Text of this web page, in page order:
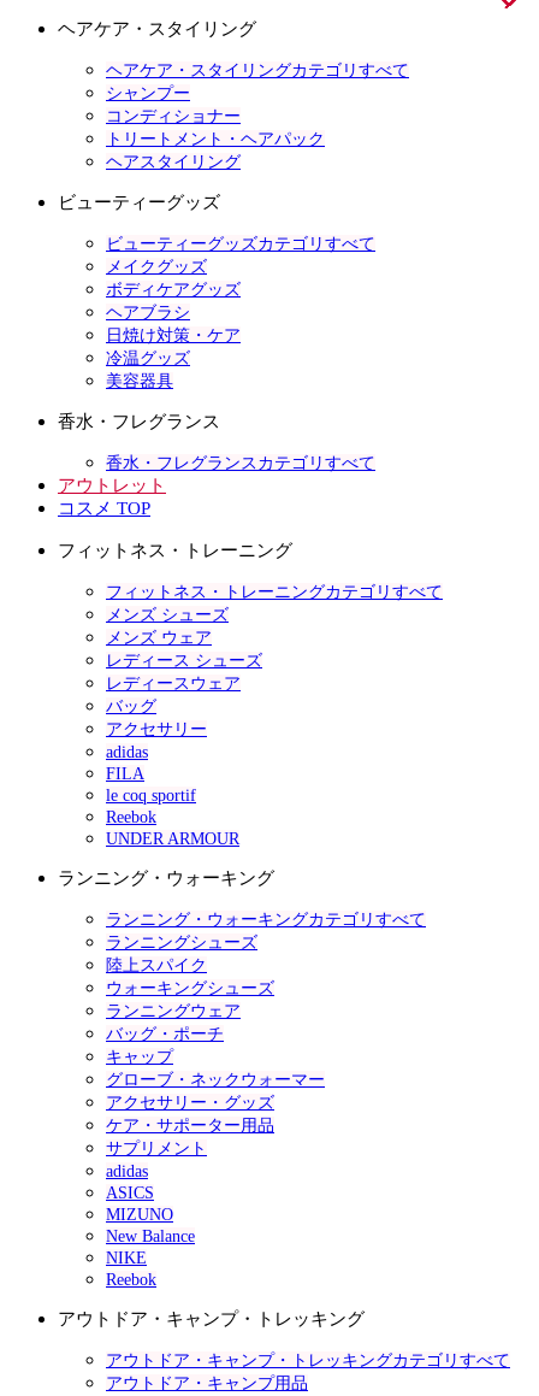
ヘアケア・スタイリング
ヘアケア・スタイリングカテゴリすべて
シャンプー
コンディショナー
トリートメント・ヘアパック
ヘアスタイリング
ビューティーグッズ
ビューティーグッズカテゴリすべて
メイクグッズ
ボディケアグッズ
ヘアブラシ
日焼け対策・ケア
冷温グッズ
美容器具
香水・フレグランス
香水・フレグランスカテゴリすべて
アウトレット
コスメ TOP
フィットネス・トレーニング
フィットネス・トレーニングカテゴリすべて
メンズ シューズ
メンズ ウェア
レディース シューズ
レディースウェア
バッグ
アクセサリー
adidas
FILA
le coq sportif
Reebok
UNDER ARMOUR
ランニング・ウォーキング
ランニング・ウォーキングカテゴリすべて
ランニングシューズ
陸上スパイク
ウォーキングシューズ
ランニングウェア
バッグ・ポーチ
キャップ
グローブ・ネックウォーマー
アクセサリー・グッズ
ケア・サポーター用品
サプリメント
adidas
ASICS
MIZUNO
New Balance
NIKE
Reebok
アウトドア・キャンプ・トレッキング
アウトドア・キャンプ・トレッキングカテゴリすべて
アウトドア・キャンプ用品